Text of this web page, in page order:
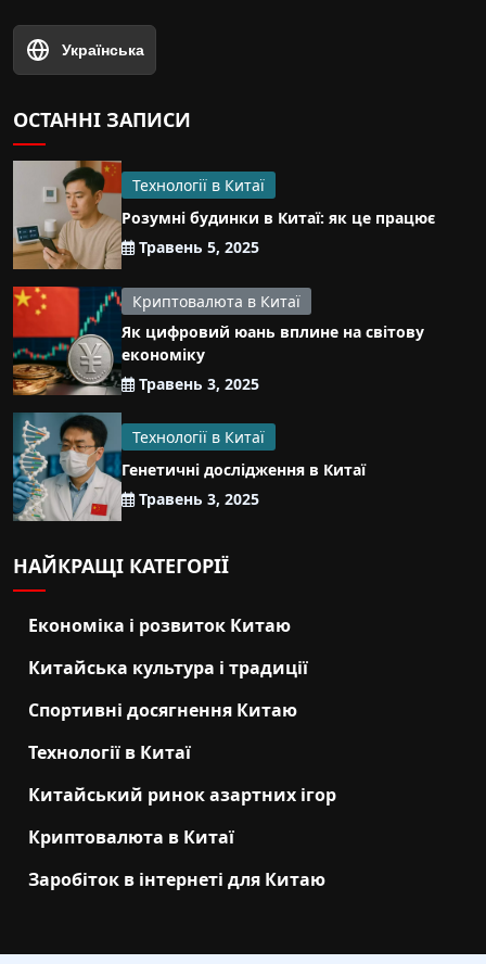
Українська
ОСТАННІ ЗАПИСИ
Технології в Китаї
Розумні будинки в Китаї: як це працює
Травень 5, 2025
Криптовалюта в Китаї
Як цифровий юань вплине на світову
економіку
Травень 3, 2025
Технології в Китаї
Генетичні дослідження в Китаї
Травень 3, 2025
НАЙКРАЩІ КАТЕГОРІЇ
Економіка і розвиток Китаю
Китайська культура і традиції
Спортивні досягнення Китаю
Технології в Китаї
Китайський ринок азартних ігор
Криптовалюта в Китаї
Заробіток в інтернеті для Китаю